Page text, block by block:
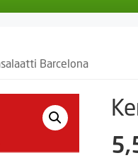
kukat
Barcelona